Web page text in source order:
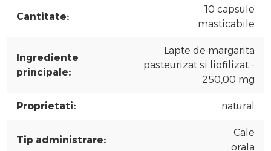
Cantitate:
10 capsule
masticabile
Ingrediente
principale:
Lapte de margarita
pasteurizat si liofilizat -
250,00 mg
Proprietati: natural
Tip administrare:
Cale
orala